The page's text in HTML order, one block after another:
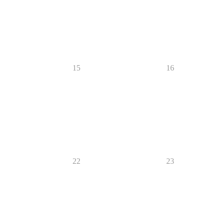
15 16
22 23